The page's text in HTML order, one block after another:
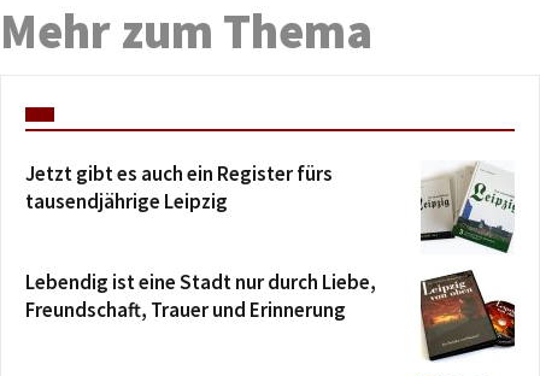
Mehr zum Thema
Jetzt gibt es auch ein Register fürs
tausendjährige Leipzig
Lebendig ist eine Stadt nur durch Liebe,
Freundschaft, Trauer und Erinnerung